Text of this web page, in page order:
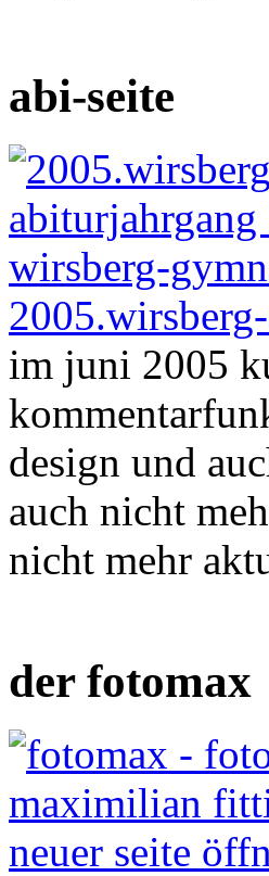
abi-seite
im juni 2005
design und
auch nicht
nicht mehr
der fotomax